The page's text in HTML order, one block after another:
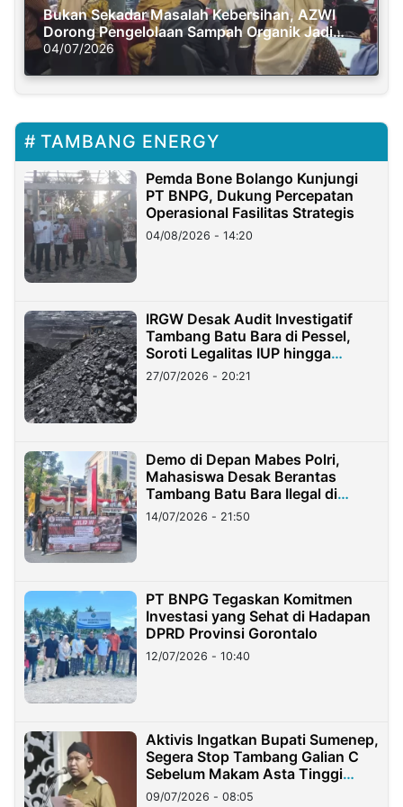
Bukan Sekadar Masalah Kebersihan, AZWI
Dorong Pengelolaan Sampah Organik Jadi
Solusi Krisis Iklim
04/07/2026
TAMBANG ENERGY
Pemda Bone Bolango Kunjungi
PT BNPG, Dukung Percepatan
Operasional Fasilitas Strategis
04/08/2026 - 14:20
IRGW Desak Audit Investigatif
Tambang Batu Bara di Pessel,
Soroti Legalitas IUP hingga
Stockpile
27/07/2026 - 20:21
Demo di Depan Mabes Polri,
Mahasiswa Desak Berantas
Tambang Batu Bara Ilegal di
Lampung
14/07/2026 - 21:50
PT BNPG Tegaskan Komitmen
Investasi yang Sehat di Hadapan
DPRD Provinsi Gorontalo
12/07/2026 - 10:40
Aktivis Ingatkan Bupati Sumenep,
Segera Stop Tambang Galian C
Sebelum Makam Asta Tinggi
Longsor
09/07/2026 - 08:05